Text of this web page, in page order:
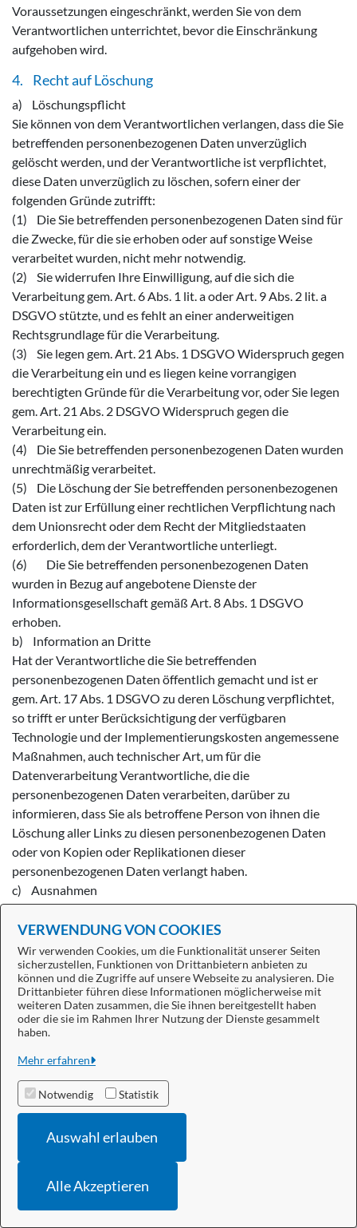
Voraussetzungen eingeschränkt, werden Sie von dem
Verantwortlichen unterrichtet, bevor die Einschränkung
aufgehoben wird.
4. Recht auf Löschung
a) Löschungspflicht
Sie können von dem Verantwortlichen verlangen, dass die Sie
betreffenden personenbezogenen Daten unverzüglich
gelöscht werden, und der Verantwortliche ist verpflichtet,
diese Daten unverzüglich zu löschen, sofern einer der
folgenden Gründe zutrifft:
(1) Die Sie betreffenden personenbezogenen Daten sind für
die Zwecke, für die sie erhoben oder auf sonstige Weise
verarbeitet wurden, nicht mehr notwendig.
(2) Sie widerrufen Ihre Einwilligung, auf die sich die
Verarbeitung gem. Art. 6 Abs. 1 lit. a oder Art. 9 Abs. 2 lit. a
DSGVO stützte, und es fehlt an einer anderweitigen
Rechtsgrundlage für die Verarbeitung.
(3) Sie legen gem. Art. 21 Abs. 1 DSGVO Widerspruch gegen
die Verarbeitung ein und es liegen keine vorrangigen
berechtigten Gründe für die Verarbeitung vor, oder Sie legen
gem. Art. 21 Abs. 2 DSGVO Widerspruch gegen die
Verarbeitung ein.
(4) Die Sie betreffenden personenbezogenen Daten wurden
unrechtmäßig verarbeitet.
(5) Die Löschung der Sie betreffenden personenbezogenen
Daten ist zur Erfüllung einer rechtlichen Verpflichtung nach
dem Unionsrecht oder dem Recht der Mitgliedstaaten
erforderlich, dem der Verantwortliche unterliegt.
(6) Die Sie betreffenden personenbezogenen Daten
wurden in Bezug auf angebotene Dienste der
Informationsgesellschaft gemäß Art. 8 Abs. 1 DSGVO
erhoben.
b) Information an Dritte
Hat der Verantwortliche die Sie betreffenden
personenbezogenen Daten öffentlich gemacht und ist er
gem. Art. 17 Abs. 1 DSGVO zu deren Löschung verpflichtet,
so trifft er unter Berücksichtigung der verfügbaren
Technologie und der Implementierungskosten angemessene
Maßnahmen, auch technischer Art, um für die
Datenverarbeitung Verantwortliche, die die
personenbezogenen Daten verarbeiten, darüber zu
informieren, dass Sie als betroffene Person von ihnen die
Löschung aller Links zu diesen personenbezogenen Daten
oder von Kopien oder Replikationen dieser
personenbezogenen Daten verlangt haben.
c) Ausnahmen
Das Recht auf Löschung besteht nicht, soweit die
Verarbeitung erforderlich ist
(1) zur Ausübung des Rechts auf freie Meinungsäußerung
und Information;
(2) zur Erfüllung einer rechtlichen Verpflichtung, die die
Verarbeitung nach dem Recht der Union oder der
Mitgliedstaaten, dem der Verantwortliche unterliegt,
öffentlichen Interesse liegt oder in Ausübung öffentlicher
Gewalt erfolgt, die dem Verantwortlichen übertragen wurde;
(3) aus Gründen des öffentlichen Interesses im Bereich der
öffentlichen Gesundheit gemäß Art. 9 Abs. 2 lit. h und i sowie
Art. 9 Abs. 3 DSGVO;
(4) für im öffentlichen Interesse liegende Archivzwecke,
wissenschaftliche oder historische Forschungszwecke oder
für statistische Zwecke gem. Art. 89 Abs. 1 DSGVO, soweit
das unter Abschnitt a) genannte Recht voraussichtlich die
VERWENDUNG VON COOKIES
Wir verwenden Cookies, um die Funktionalität unserer Seiten
sicherzustellen, Funktionen von Drittanbietern anbieten zu
können und die Zugriffe auf unsere Webseite zu analysieren. Die
Drittanbieter führen diese Informationen möglicherweise mit
weiteren Daten zusammen, die Sie ihnen bereitgestellt haben
oder die sie im Rahmen Ihrer Nutzung der Dienste gesammelt
haben.
Mehr erfahren
Notwendig Statistik
Auswahl erlauben
Alle Akzeptieren